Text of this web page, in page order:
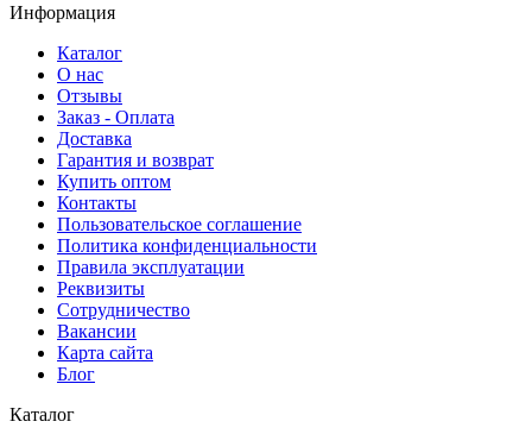
Информация
Каталог
О нас
Отзывы
Заказ - Оплата
Доставка
Гарантия и возврат
Купить оптом
Контакты
Пользовательское соглашение
Политика конфиденциальности
Правила эксплуатации
Реквизиты
Сотрудничество
Вакансии
Карта сайта
Блог
Каталог